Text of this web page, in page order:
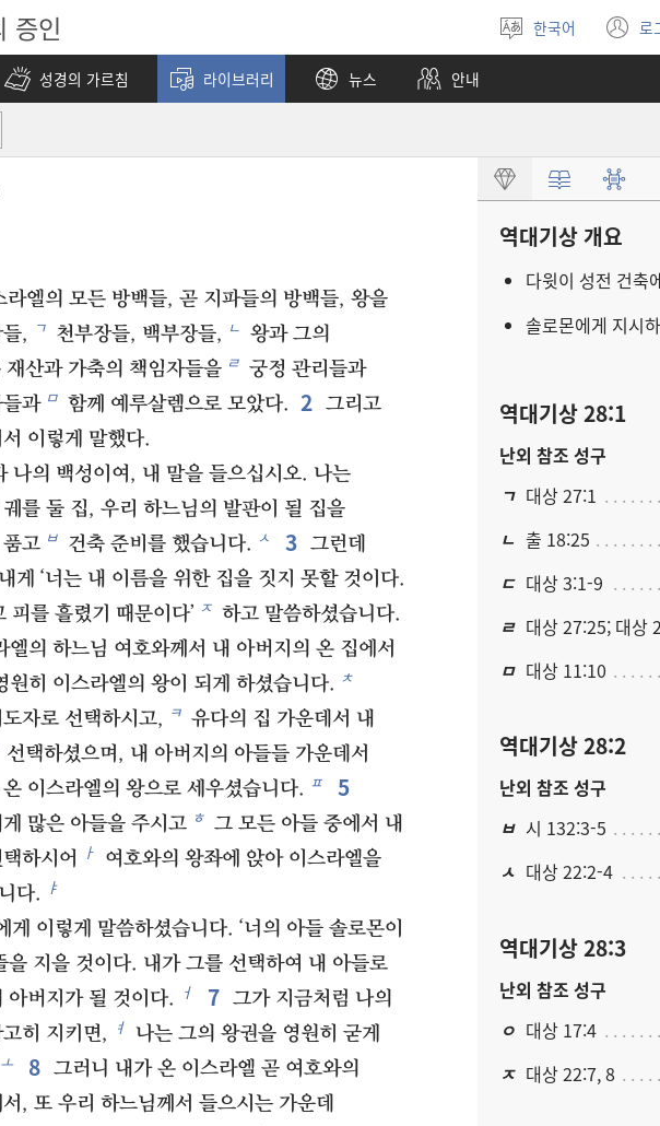
증인
언어
선택
한국어 로
(
창
성경의 가르침 라이브러리 뉴스 안내
라엘의 모든 방백들, 곧 지파들의 방백들, 왕을
, ㄱ 천부장들, 백부장들, ㄴ 왕과 그의
재산과 가축의 책임자들을 ㄹ 궁정 관리들과
과 ㅁ 함께 예루살렘으로 모았다. 2 그리고
이렇게 말했다.
나의 백성이여, 내 말을 들으십시오. 나는
를 둘 집, 우리 하느님의 발판이 될 집을
고 ㅂ 건축 준비를 했습니다. ㅅ 3 그런데
게 ‘너는 내 이름을 위한 집을 짓지 못할 것이다.
피를 흘렸기 때문이다’ ㅈ 하고 말씀하셨습니다.
엘의 하느님 여호와께서 내 아버지의 온 집에서
원히 이스라엘의 왕이 되게 하셨습니다. ㅊ
자로 선택하시고, ㅋ 유다의 집 가운데서 내
선택하셨으며, 내 아버지의 아들들 가운데서
이스라엘의 왕으로 세우셨습니다. ㅍ 5
많은 아들을 주시고 ㅎ 그 모든 아들 중에서 내
하시어
ㅏ 여호와의 왕좌에 앉아 이스라엘을
다. ㅑ
게 이렇게 말씀하셨습니다. ‘너의 아들 솔로몬이
을 지을 것이다. 내가 그를 선택하여 내 아들로
아버지가 될 것이다. ㅓ 7 그가 지금처럼 나의
히 지키면, ㅕ 나는 그의 왕권을 영원히 굳게
ㅗ 8 그러니 내가 온 이스라엘 곧 여호와의
, 또 우리 하느님께서 들으시는 가운데
역대기상 개요
다윗이 성전 건축
솔로몬에게 지시
역대기상 28:1
난외 참조 성구
ㄱ 대상 27:1
ㄴ 출 18:25
ㄷ 대상 3:1-9
ㄹ 대상 27:25; 대상
ㅁ 대상 11:10
역대기상 28:2
난외 참조 성구
ㅂ 시 132:3-5
ㅅ 대상 22:2-4
역대기상 28:3
난외 참조 성구
ㅇ 대상 17:4
ㅈ 대상 22:7, 8